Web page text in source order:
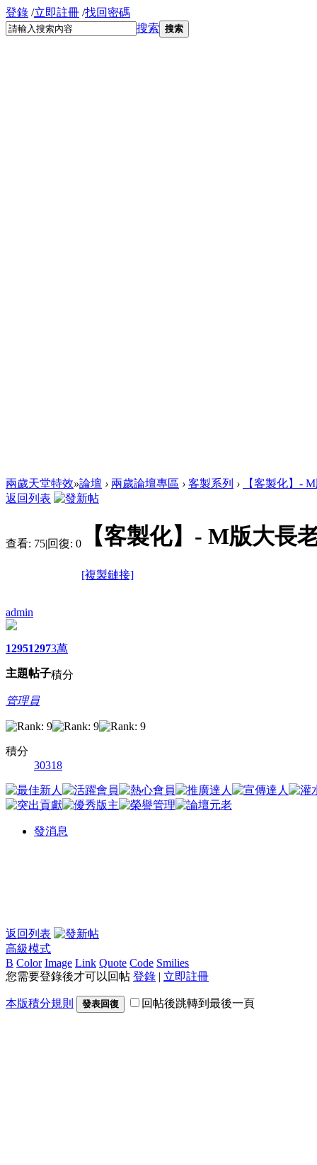
登錄 /立即註冊 /找回密碼
搜索 搜索
兩歲天堂特效»論壇 › 兩歲論壇專區 › 客製系列 ›
【客製化】-
返回列表
查看: 75|回復: 0 【客製化】- M版大長
[複製鏈接]
admin
1295
主題
1297
帖子
3萬
積分
管理員
積分
30318
發消息
返回列表
高級模式
B Color Image Link Quote Code Smilies
您需要登錄後才可以回帖 登錄 | 立即註冊
本版積分規則 發表回復 回帖後跳轉到最後一頁